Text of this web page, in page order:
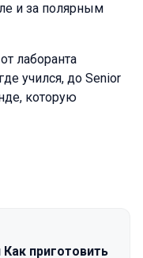
и за полярным
лаборанта
учился, до Senior
которую
приготовить